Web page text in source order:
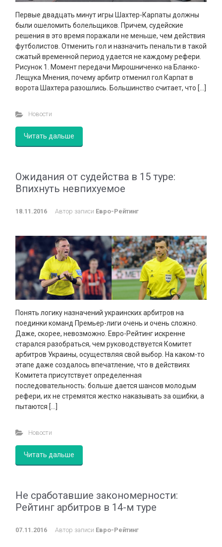
Первые двадцать минут игры Шахтер-Карпаты должны
были ошеломить болельщиков. Причем, судейские
решения в это время поражали не меньше, чем действия
футболистов. Отменить гол и назначить пенальти в такой
сжатый временной период удается не каждому рефери.
Рисунок 1. Момент передачи Мирошниченко на Бланко-
Лещука Мнения, почему арбитр отменил гол Карпат в
ворота Шахтера разошлись. Большинство считает, что […]
Новости
Читать дальше
Ожидания от судейства в 15 туре:
Впихнуть невпихуемое
18.11.2016 Автор записи Евро-Рейтинг
Понять логику назначений украинских арбитров на
поединки команд Премьер-лиги очень и очень сложно.
Даже, скорее, невозможно. Евро-Рейтинг искренне
старался разобраться, чем руководствуется Комитет
арбитров Украины, осуществляя свой выбор. На каком-то
этапе даже создалось впечатление, что в действиях
Комитета присутствует определенная
последовательность: больше дается шансов молодым
рефери, их не стремятся жестко наказывать за ошибки, а
пытаются […]
Новости
Читать дальше
Не сработавшие закономерности:
Рейтинг арбитров в 14-м туре
07.11.2016 Автор записи Евро-Рейтинг